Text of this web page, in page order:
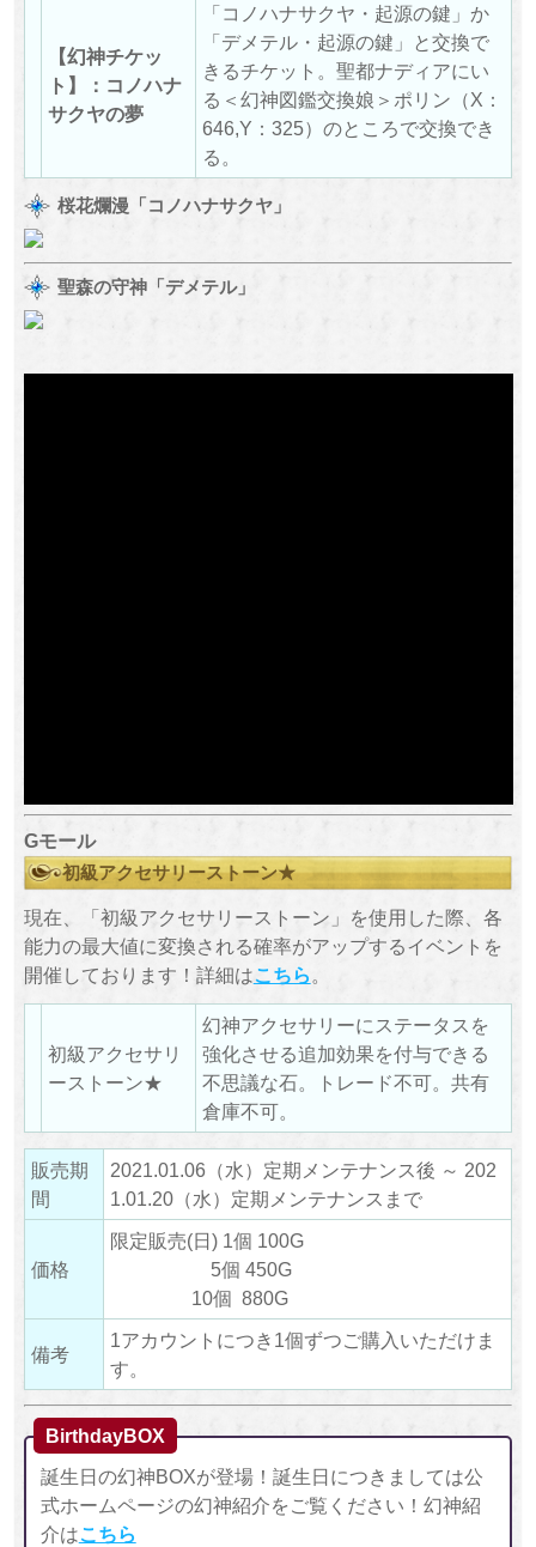
【幻神チケッ
ト】：コノハナ
サクヤの夢
「コノハナサクヤ・起源の鍵」か
「デメテル・起源の鍵」と交換で
きるチケット。聖都ナディアにい
る＜幻神図鑑交換娘＞ポリン（X：
646,Y：325）のところで交換でき
る。
桜花爛漫「コノハナサクヤ」
聖森の守神「デメテル」
Gモール
初級アクセサリーストーン★
現在、「初級アクセサリーストーン」を使用した際、各
能力の最大値に変換される確率がアップするイベントを
開催しております！詳細はこちら 。
初級アクセサリ
ーストーン★
幻神アクセサリーにステータスを
強化させる追加効果を付与できる
不思議な石。トレード不可。共有
倉庫不可。
販売期
間
2021.01.06（水）定期メンテナンス後 ～ 202
1.01.20（水）定期メンテナンスまで
価格
限定販売(日) 1個 100G
5個 450G
10個 880G
備考
1アカウントにつき1個ずつご購入いただけま
す。
BirthdayBOX
誕生日の幻神BOXが登場！誕生日につきましては公
式ホームページの幻神紹介をご覧ください！幻神紹
介はこちら